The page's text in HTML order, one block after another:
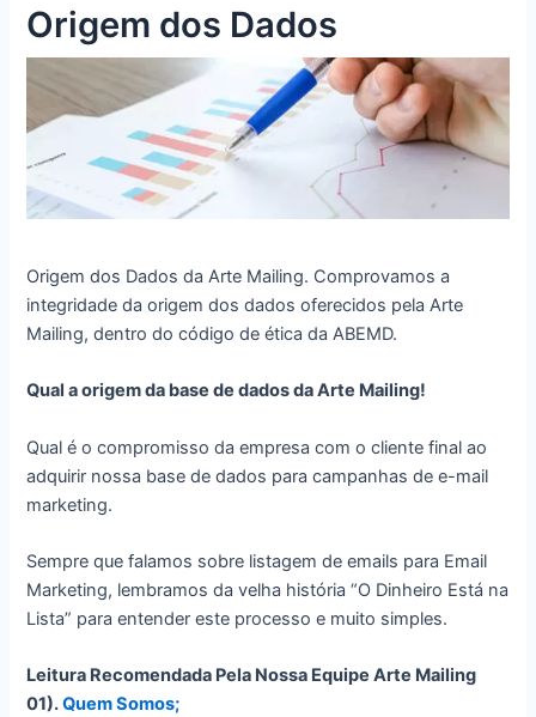
Origem dos Dados
Origem dos Dados da Arte Mailing. Comprovamos a
integridade da origem dos dados oferecidos pela Arte
Mailing, dentro do código de ética da ABEMD.
Qual a origem da base de dados da Arte Mailing!
Qual é o compromisso da empresa com o cliente final ao
adquirir nossa base de dados para campanhas de e-mail
marketing.
Sempre que falamos sobre listagem de emails para Email
Marketing, lembramos da velha história “O Dinheiro Está na
Lista” para entender este processo e muito simples.
Leitura Recomendada Pela Nossa Equipe Arte Mailing
01).Quem Somos;